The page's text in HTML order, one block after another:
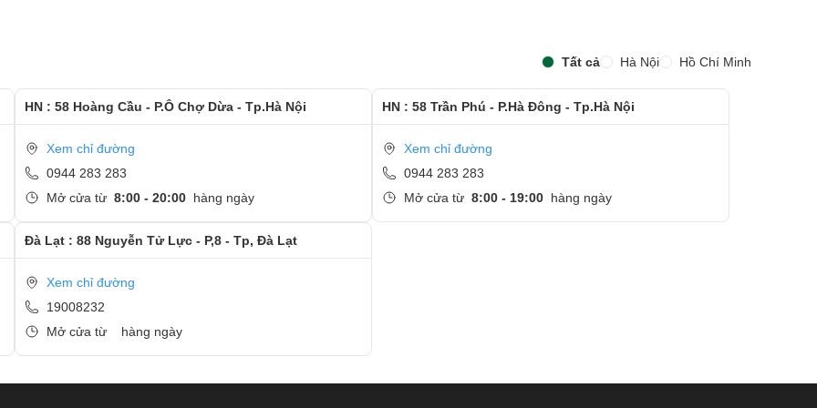
chảy mực.
hỏng nhưng bạn chỉ cần sửa chữa lại giá rẻ hơn rất nhiều.
chữa được bạn tham khảo:
mạnh nhưng hình ảnh vẫn hiển thị và cảm ứng vẫn sử
thay ép mặt kính bên ngoài là được, bạn tham khảo bảng
thể vuốt được trên màn hình. Trường hợp này chỉ cần thay ép
tại thay cảm ứng Samsung.
Tất cả Hà Nội Hồ Chí Minh
HN : 58 Hoàng Cầu - P.Ô Chợ Dừa - Tp.Hà Nội
Xem chỉ đường
0944 283 283
Mở cửa từ 8:00 - 20:00 hàng ngày
HN : 58 Trần Phú - P.Hà Đông - Tp.Hà Nội
Xem chỉ đường
0944 283 283
Mở cửa từ 8:00 - 19:00 hàng ngày
Đà Lạt : 88 Nguyễn Tử Lực - P,8 - Tp, Đà Lạt
Xem chỉ đường
19008232
Mở cửa từ
hàng ngày